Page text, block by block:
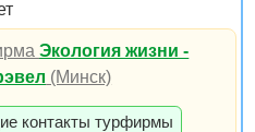
Экология жизни -
(Минск)
контакты турфирмы